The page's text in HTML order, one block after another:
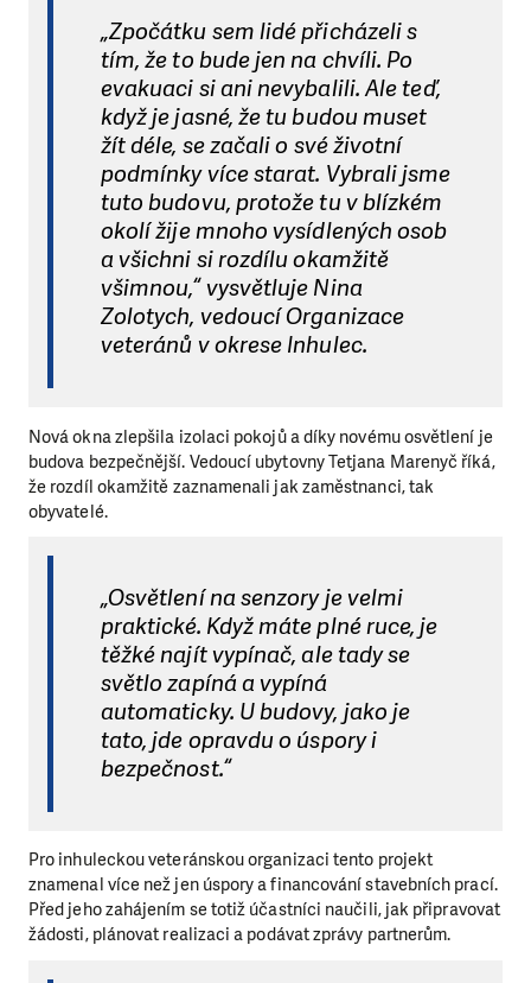
„Zpočátku sem lidé přicházeli s
tím, že to bude jen na chvíli. Po
evakuaci si ani nevybalili. Ale teď,
když je jasné, že tu budou muset
žít déle, se začali o své životní
podmínky více starat. Vybrali jsme
tuto budovu, protože tu v blízkém
okolí žije mnoho vysídlených osob
a všichni si rozdílu okamžitě
všimnou,“ vysvětluje Nina
Zolotych, vedoucí Organizace
veteránů v okrese Inhulec.
Nová okna zlepšila izolaci pokojů a díky novému osvětlení je
budova bezpečnější. Vedoucí ubytovny Tetjana Marenyč říká,
že rozdíl okamžitě zaznamenali jak zaměstnanci, tak
obyvatelé.
„Osvětlení na senzory je velmi
praktické. Když máte plné ruce, je
těžké najít vypínač, ale tady se
světlo zapíná a vypíná
automaticky. U budovy, jako je
tato, jde opravdu o úspory i
bezpečnost.“
Pro inhuleckou veteránskou organizaci tento projekt
znamenal více než jen úspory a financování stavebních prací.
Před jeho zahájením se totiž účastníci naučili, jak připravovat
žádosti, plánovat realizaci a podávat zprávy partnerům.